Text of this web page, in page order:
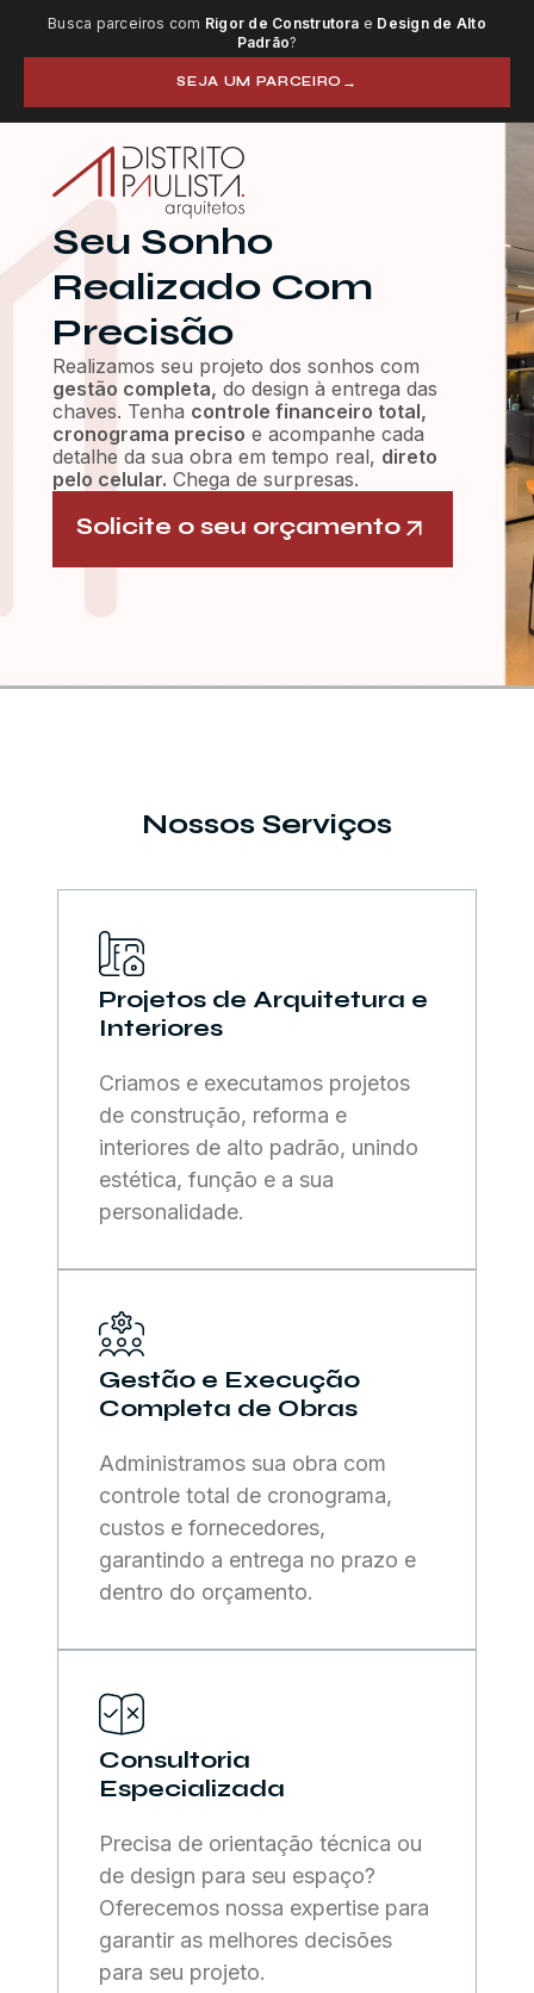
Busca parceiros com Rigor de Construtora e Design de Alto
Padrão?
SEJA UM PARCEIRO →
Seu Sonho
Realizado Com
Precisão
Realizamos seu projeto dos sonhos com
gestão completa, do design à entrega das
chaves. Tenha controle financeiro total,
cronograma preciso e acompanhe cada
detalhe da sua obra em tempo real, direto
pelo celular. Chega de surpresas.
Solicite o seu orçamento
Nossos Serviços
Projetos de Arquitetura e
Interiores
Criamos e executamos projetos
de construção, reforma e
interiores de alto padrão, unindo
estética, função e a sua
personalidade.
Gestão e Execução
Completa de Obras
Administramos sua obra com
controle total de cronograma,
custos e fornecedores,
garantindo a entrega no prazo e
dentro do orçamento.
Consultoria
Especializada
Precisa de orientação técnica ou
de design para seu espaço?
Oferecemos nossa expertise para
garantir as melhores decisões
para seu projeto.